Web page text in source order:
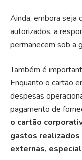
Ainda, embora seja
autorizados, a
permanecem sob a
Também é
Enquanto o cartão
despesas
pagamento de
o cartão
gastos
externas,